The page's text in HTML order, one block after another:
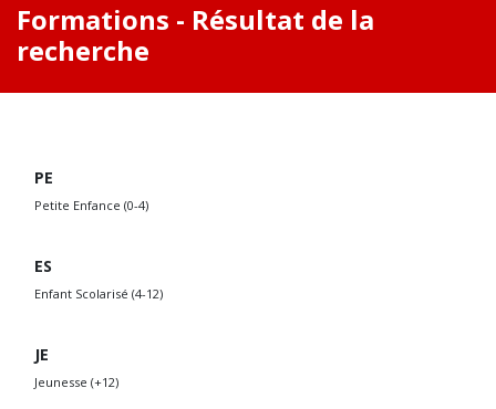
Formations - Résultat de la
recherche
PE
Petite Enfance (0-4)
ES
Enfant Scolarisé (4-12)
JE
Jeunesse (+12)